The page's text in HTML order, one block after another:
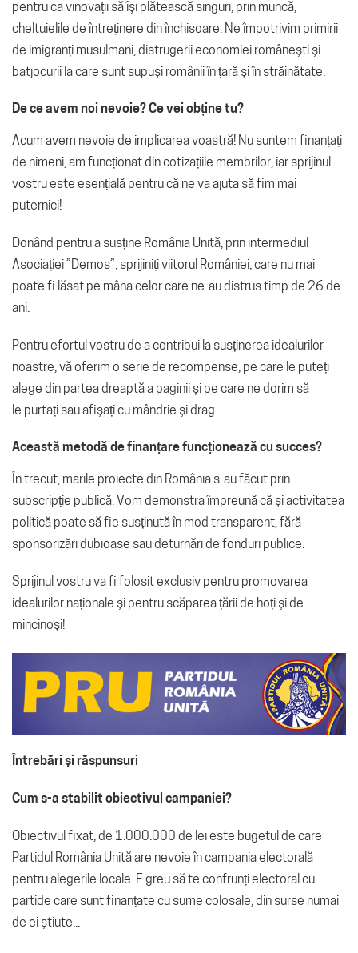
pentru ca vinovații să își plătească singuri, prin muncă,
cheltuielile de întreținere din închisoare. Ne împotrivim primirii
de imigranți musulmani, distrugerii economiei românești și
batjocurii la care sunt supuși românii în țară și în străinătate.
De ce avem noi nevoie? Ce vei obține tu?
Acum avem nevoie de implicarea voastră! Nu suntem finanțați
de nimeni, am funcționat din cotizațiile membrilor, iar sprijinul
vostru este esențială pentru că ne va ajuta să fim mai
puternici!
Donând pentru a susține România Unită, prin intermediul
Asociației ”Demos”, sprijiniți viitorul României, care nu mai
poate fi lăsat pe mâna celor care ne-au distrus timp de 26 de
ani.
Pentru efortul vostru de a contribui la susținerea idealurilor
noastre, vă oferim o serie de recompense, pe care le puteți
alege din partea dreaptă a paginii și pe care ne dorim să
le purtați sau afișați cu mândrie și drag.
Această metodă de finanțare funcționează cu succes?
În trecut, marile proiecte din România s-au făcut prin
subscripție publică. Vom demonstra împreună că și activitatea
politică poate să fie susținută în mod transparent, fără
sponsorizări dubioase sau deturnări de fonduri publice.
Sprijinul vostru va fi folosit exclusiv pentru promovarea
idealurilor naționale și pentru scăparea țării de hoți și de
mincinoși!
Întrebări și răspunsuri
Cum s-a stabilit obiectivul campaniei?
Obiectivul fixat, de 1.000.000 de lei este bugetul de care
Partidul România Unită are nevoie în campania electorală
pentru alegerile locale. E greu să te confrunți electoral cu
partide care sunt finanțate cu sume colosale, din surse numai
de ei știute...